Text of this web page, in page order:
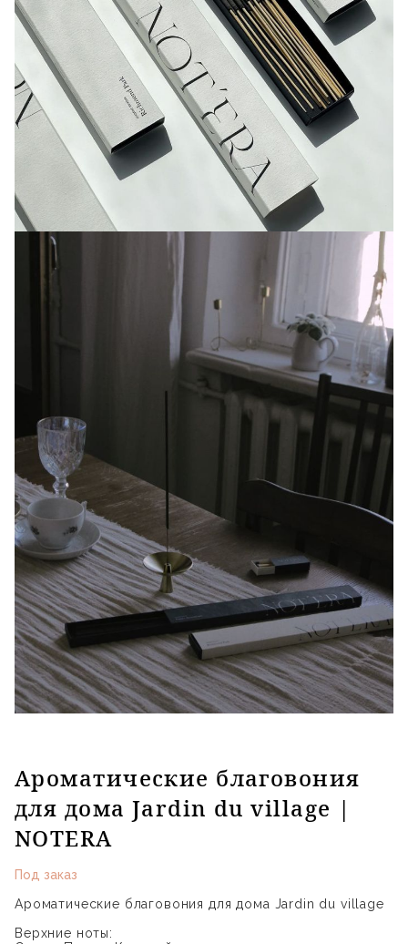
Ароматические благовония
для дома Jardin du village |
NOTERA
Под заказ
Ароматические благовония для дома Jardin du village
Верхние ноты: